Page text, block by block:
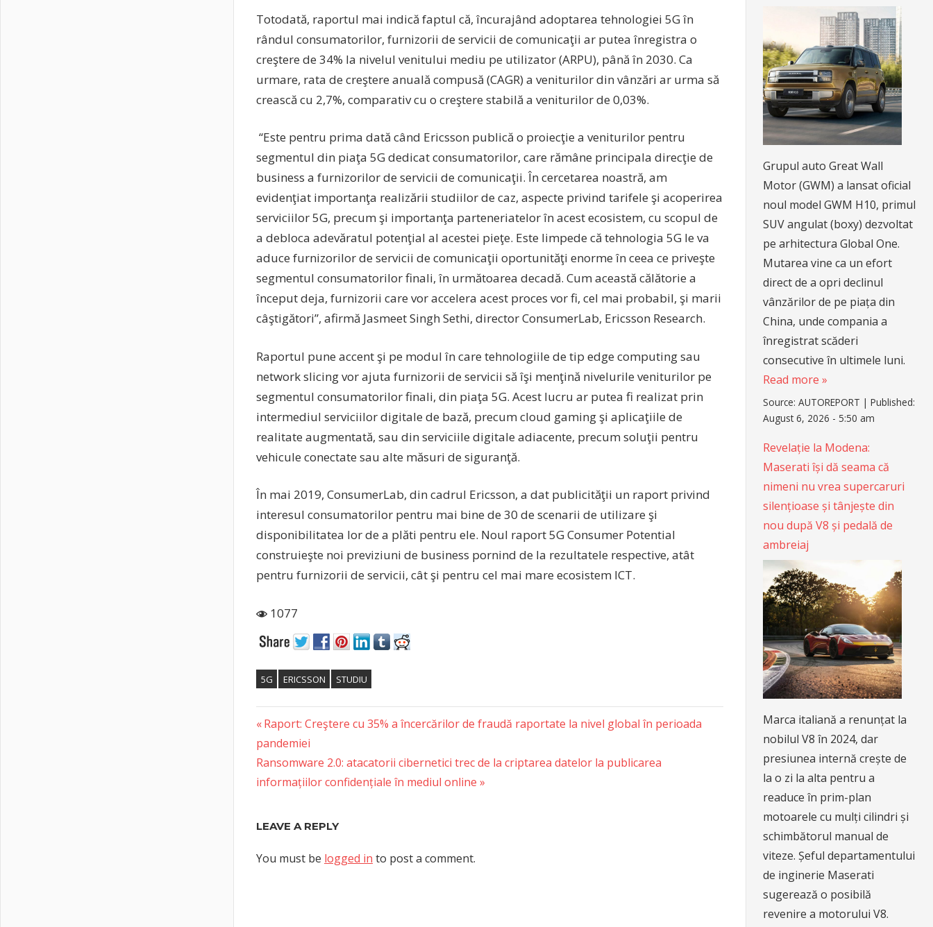
Totodată, raportul mai indică faptul că, încurajând adoptarea tehnologiei 5G în
rândul consumatorilor, furnizorii de servicii de comunicaţii ar putea înregistra o
creştere de 34% la nivelul venitului mediu pe utilizator (ARPU), până în 2030. Ca
urmare, rata de creştere anuală compusă (CAGR) a veniturilor din vânzări ar urma să
crească cu 2,7%, comparativ cu o creştere stabilă a veniturilor de 0,03%.
“Este pentru prima dată când Ericsson publică o proiecţie a veniturilor pentru
segmentul din piaţa 5G dedicat consumatorilor, care rămâne principala direcţie de
business a furnizorilor de servicii de comunicaţii. În cercetarea noastră, am
evidenţiat importanţa realizării studiilor de caz, aspecte privind tarifele şi acoperirea
serviciilor 5G, precum şi importanţa parteneriatelor în acest ecosistem, cu scopul de
a debloca adevăratul potenţial al acestei pieţe. Este limpede că tehnologia 5G le va
aduce furnizorilor de servicii de comunicaţii oportunităţi enorme în ceea ce priveşte
segmentul consumatorilor finali, în următoarea decadă. Cum această călătorie a
început deja, furnizorii care vor accelera acest proces vor fi, cel mai probabil, şi marii
câştigători”, afirmă Jasmeet Singh Sethi, director ConsumerLab, Ericsson Research.
Raportul pune accent şi pe modul în care tehnologiile de tip edge computing sau
network slicing vor ajuta furnizorii de servicii să îşi menţină nivelurile veniturilor pe
segmentul consumatorilor finali, din piaţa 5G. Acest lucru ar putea fi realizat prin
intermediul serviciilor digitale de bază, precum cloud gaming şi aplicaţiile de
realitate augmentată, sau din serviciile digitale adiacente, precum soluţii pentru
vehicule conectate sau alte măsuri de siguranţă.
În mai 2019, ConsumerLab, din cadrul Ericsson, a dat publicităţii un raport privind
interesul consumatorilor pentru mai bine de 30 de scenarii de utilizare şi
disponibilitatea lor de a plăti pentru ele. Noul raport 5G Consumer Potential
construieşte noi previziuni de business pornind de la rezultatele respective, atât
pentru furnizorii de servicii, cât şi pentru cel mai mare ecosistem ICT.
1077
5G ERICSSON STUDIU
Post
navigation
Previous
Post:
Raport: Creştere cu 35% a încercărilor de fraudă raportate la nivel global în perioada
pandemiei
Next
Post:
Ransomware 2.0: atacatorii cibernetici trec de la criptarea datelor la publicarea
informațiilor confidențiale în mediul online
LEAVE A REPLY
You must be logged in to post a comment.
Grupul auto Great Wall
Motor (GWM) a lansat oficial
noul model GWM H10, primul
SUV angulat (boxy) dezvoltat
pe arhitectura Global One.
Mutarea vine ca un efort
direct de a opri declinul
vânzărilor de pe piața din
China, unde compania a
înregistrat scăderi
consecutive în ultimele luni.
Read more »
Source:AUTOREPORT |Published:
August 6, 2026 - 5:50 am
Revelație la Modena:
Maserati își dă seama că
nimeni nu vrea supercaruri
silențioase și tânjește din
nou după V8 și pedală de
ambreiaj
Marca italiană a renunțat la
nobilul V8 în 2024, dar
presiunea internă crește de
la o zi la alta pentru a
readuce în prim-plan
motoarele cu mulți cilindri și
schimbătorul manual de
viteze. Șeful departamentului
de inginerie Maserati
sugerează o posibilă
revenire a motorului V8.